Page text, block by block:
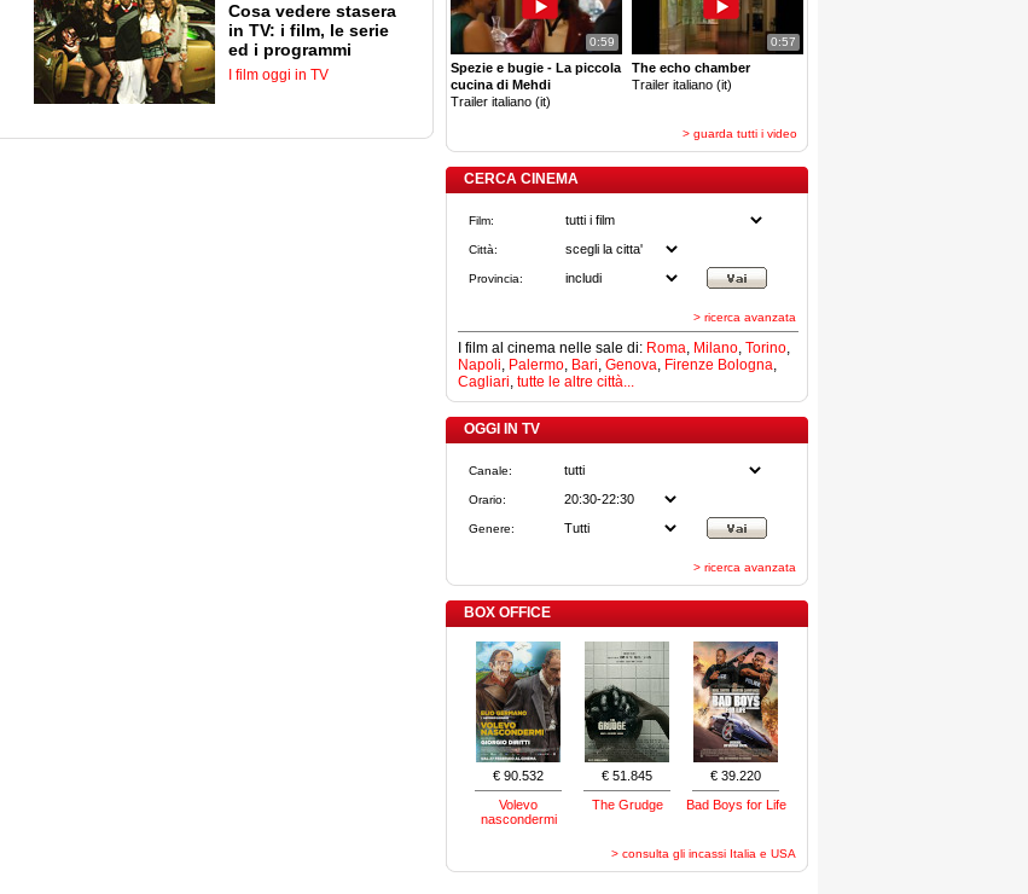
Cosa vedere stasera
in TV: i film, le serie
ed i programmi
I film oggi in TV
0:59
Spezie e bugie - La piccola
cucina di Mehdi
Trailer italiano (it)
0:57
The echo chamber
Trailer italiano (it)
> guarda tutti i video
CERCA CINEMA
Film:
Città:
Provincia:
> ricerca avanzata
I film al cinema nelle sale di: Roma, Milano, Torino,
Napoli, Palermo, Bari, Genova, Firenze Bologna,
Cagliari, tutte le altre città...
OGGI IN TV
Canale:
Orario:
Genere:
> ricerca avanzata
BOX OFFICE
€ 90.532
Volevo
nascondermi
€ 51.845
The Grudge
€ 39.220
Bad Boys for Life
> consulta gli incassi Italia e USA